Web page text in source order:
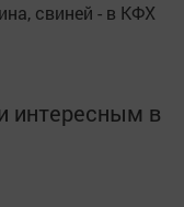
свиней - в КФХ
интересным в